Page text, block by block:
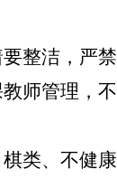
整洁，严
师管理，
类、不健